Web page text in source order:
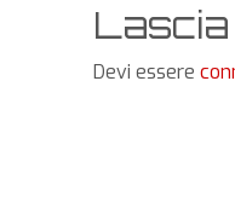
Devi essere